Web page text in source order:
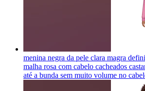
menina negra da pele clara magra
malha rosa com cabelo cacheados
até a bunda sem muito volume no